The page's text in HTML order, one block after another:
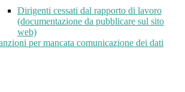
Dirigenti cessati dal rapporto di lavoro
(documentazione da pubblicare sul sito
web)
per mancata comunicazione dei dati